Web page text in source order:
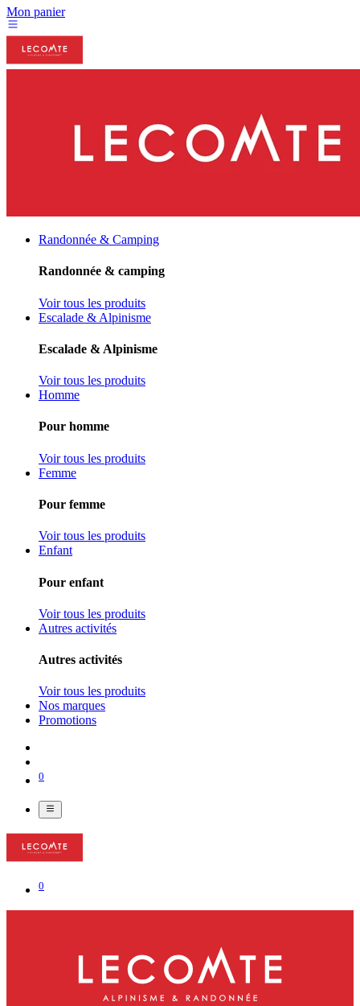
Mon panier
Randonnée & Camping
Randonnée & camping
Voir tous les produits
Escalade & Alpinisme
Escalade & Alpinisme
Voir tous les produits
Homme
Pour homme
Voir tous les produits
Femme
Pour femme
Voir tous les produits
Enfant
Pour enfant
Voir tous les produits
Autres activités
Autres activités
Voir tous les produits
Nos marques
Promotions
0
0